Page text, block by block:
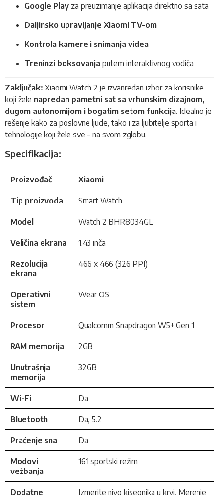
Google Play za preuzimanje aplikacija direktno sa sata
Daljinsko upravljanje Xiaomi TV-om
Kontrola kamere i snimanja videa
Treninzi boksovanja putem interaktivnog vodiča
Zaključak: Xiaomi Watch 2 je izvanredan izbor za korisnike
koji žele napredan pametni sat sa vrhunskim dizajnom,
dugom autonomijom i bogatim setom funkcija. Idealno je
rešenje kako za poslovne ljude, tako i za ljubitelje sporta i
tehnologije koji žele sve – na svom zglobu.
Specifikacija:
Proizvođač Xiaomi
Tip proizvoda Smart Watch
Model Watch 2 BHR8034GL
Veličina ekrana 1.43 inča
Rezolucija
ekrana
466 x 466 (326 PPI)
Operativni
sistem
Wear OS
Procesor Qualcomm Snapdragon W5+ Gen 1
RAM memorija 2GB
Unutrašnja
memorija
32GB
Wi-Fi Da
Bluetooth Da, 5.2
Praćenje sna Da
Modovi
vežbanja
161 sportski režim
Dodatne Izmerite nivo kiseonika u krvi, Merenje